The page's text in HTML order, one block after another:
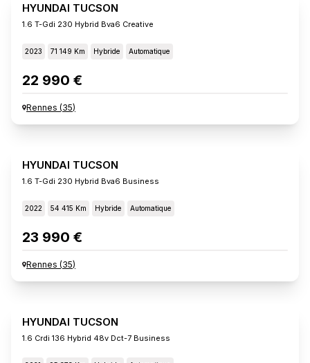
HYUNDAI TUCSON
1.6 T-Gdi 230 Hybrid Bva6 Creative
2023 71 149 Km Hybride Automatique
22 990 €
Rennes (35)
HYUNDAI TUCSON
1.6 T-Gdi 230 Hybrid Bva6 Business
2022 54 415 Km Hybride Automatique
23 990 €
Rennes (35)
HYUNDAI TUCSON
1.6 Crdi 136 Hybrid 48v Dct-7 Business